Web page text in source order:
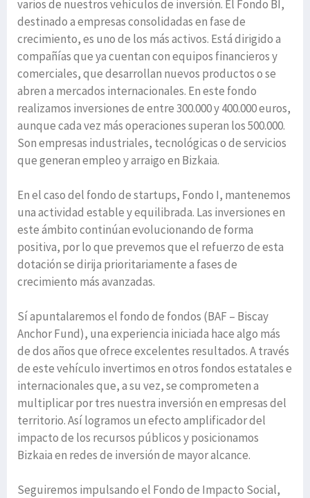
varios de nuestros vehículos de inversión. El Fondo BI,
destinado a empresas consolidadas en fase de
crecimiento, es uno de los más activos. Está dirigido a
compañías que ya cuentan con equipos financieros y
comerciales, que desarrollan nuevos productos o se
abren a mercados internacionales. En este fondo
realizamos inversiones de entre 300.000 y 400.000 euros,
aunque cada vez más operaciones superan los 500.000.
Son empresas industriales, tecnológicas o de servicios
que generan empleo y arraigo en Bizkaia.
En el caso del fondo de startups, Fondo I, mantenemos
una actividad estable y equilibrada. Las inversiones en
este ámbito continúan evolucionando de forma
positiva, por lo que prevemos que el refuerzo de esta
dotación se dirija prioritariamente a fases de
crecimiento más avanzadas.
Sí apuntalaremos el fondo de fondos (BAF – Biscay
Anchor Fund), una experiencia iniciada hace algo más
de dos años que ofrece excelentes resultados. A través
de este vehículo invertimos en otros fondos estatales e
internacionales que, a su vez, se comprometen a
multiplicar por tres nuestra inversión en empresas del
territorio. Así logramos un efecto amplificador del
impacto de los recursos públicos y posicionamos
Bizkaia en redes de inversión de mayor alcance.
Seguiremos impulsando el Fondo de Impacto Social,